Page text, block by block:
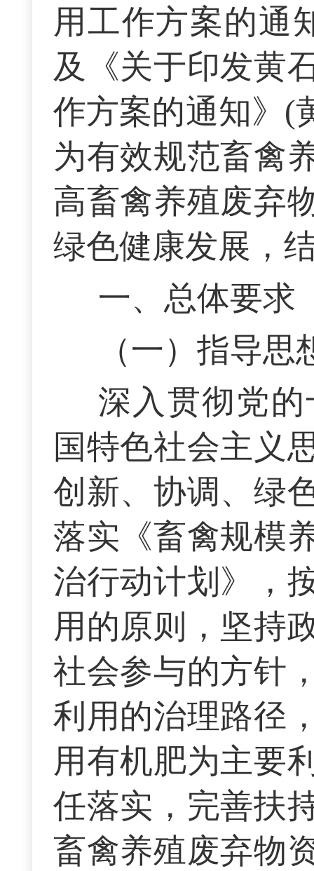
用工作方案的通
及《关于印发黄
作方案的通知》(
为有效规范畜禽
高畜禽养殖废弃
绿色健康发展，
一、总体要求
（一）指导思
深入贯彻党
国特色社会主义
创新、协调、绿
落实《畜禽规模
治行动计划》，
用的原则，坚持
社会参与的方针
利用的治理路径
用有机肥为主要
任落实，完善扶
畜禽养殖废弃物